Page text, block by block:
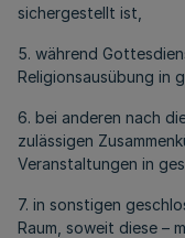
sichergestellt ist,
5. während
Religionsausübung in
6. bei anderen nach
zulässigen
Veranstaltungen in
7. in sonstigen
Raum, soweit diese –